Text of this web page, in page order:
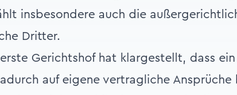
insbesondere auch die
Dritter.
Gerichtshof hat klargestellt, dass
auf eigene vertragliche Ansprüche